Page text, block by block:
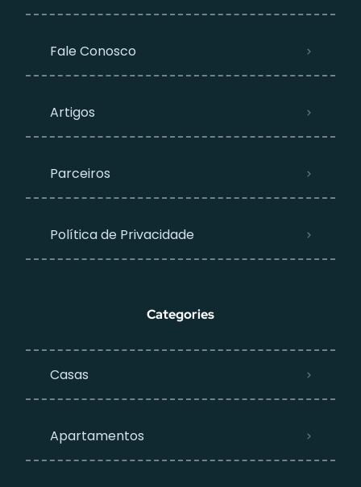
Fale Conosco
Artigos
Parceiros
Política de Privacidade
Categories
Casas
Apartamentos